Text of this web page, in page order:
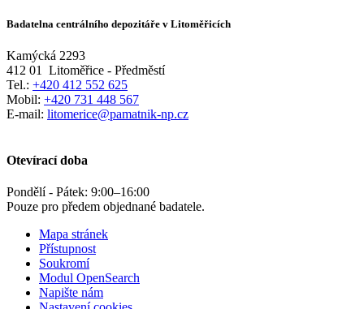
Badatelna centrálního depozitáře v Litoměřicích
Kamýcká 2293
412 01
Litoměřice - Předměstí
Tel.: +420 412 552 625
Mobil: +420 731 448 567
E-mail: litomerice@pamatnik-np.cz
Otevírací doba
Pondělí - Pátek: 9:00–16:00
Pouze pro předem objednané badatele.
Mapa stránek
Přístupnost
Soukromí
Modul OpenSearch
Napište nám